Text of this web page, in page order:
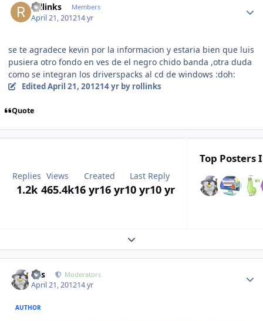
rollinks Members
April 21, 201214 yr
se te agradece kevin por la informacion y estaria bien que luis
pusiera otro fondo en ves de el negro chido banda ,otra duda
como se integran los driverspacks al cd de windows :doh:
EditedApril 21, 201214 yrby rollinks
Quote
Replies
1.2k
Views
465.4k
Created
16 yr16 yr
Last Reply
10 yr10 yr
Top Posters
Expand topic overview
luis Moderators
April 21, 201214 yr
AUTHOR